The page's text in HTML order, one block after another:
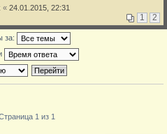
« 24.01.2015, 22:31
1 2
за:
1 из 1